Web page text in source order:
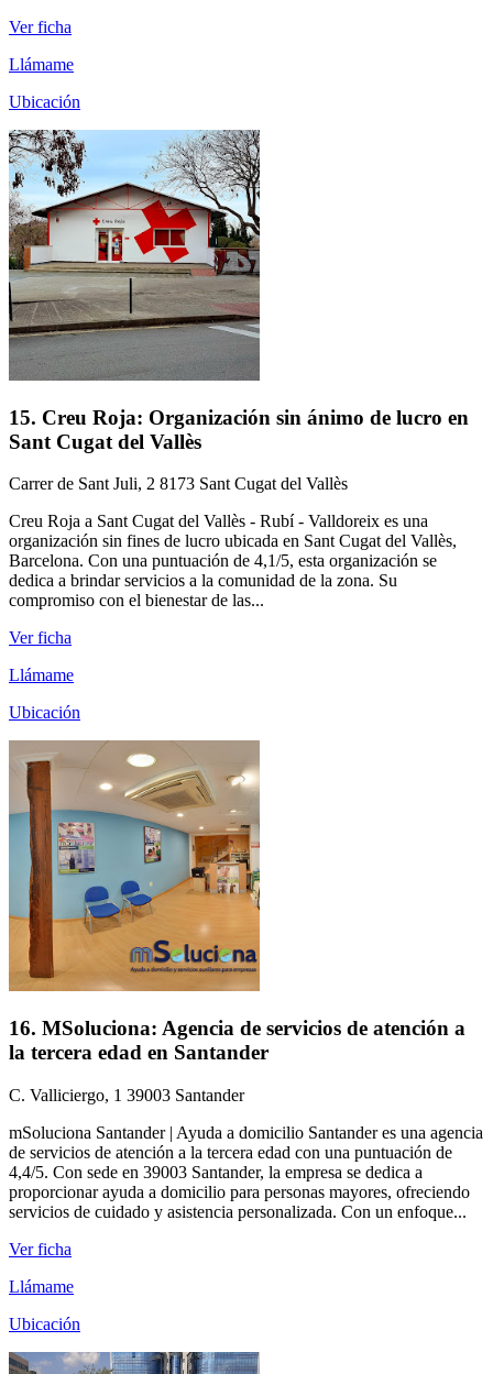
Ver ficha
Llámame
Ubicación
15. Creu Roja: Organización sin ánimo de lucro en
Sant Cugat del Vallès
Carrer de Sant Juli, 2 8173 Sant Cugat del Vallès
Creu Roja a Sant Cugat del Vallès - Rubí - Valldoreix es una
organización sin fines de lucro ubicada en Sant Cugat del Vallès,
Barcelona. Con una puntuación de 4,1/5, esta organización se
dedica a brindar servicios a la comunidad de la zona. Su
compromiso con el bienestar de las...
Ver ficha
Llámame
Ubicación
16. MSoluciona: Agencia de servicios de atención a
la tercera edad en Santander
C. Valliciergo, 1 39003 Santander
mSoluciona Santander | Ayuda a domicilio Santander es una agencia
de servicios de atención a la tercera edad con una puntuación de
4,4/5. Con sede en 39003 Santander, la empresa se dedica a
proporcionar ayuda a domicilio para personas mayores, ofreciendo
servicios de cuidado y asistencia personalizada. Con un enfoque...
Ver ficha
Llámame
Ubicación